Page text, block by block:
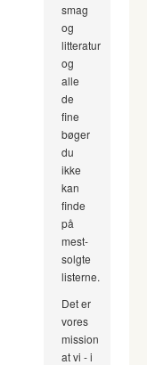
smag
og
litteratur
og
alle
de
fine
bøger
du
ikke
kan
finde
på
mest-
solgte
listerne.
Det er
vores
mission
at vi - i